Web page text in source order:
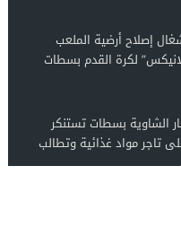
إصلاح أرضية الملعب
لكرة القدم بسطات
الشاوية بسطات تستنكر
تاجر مواد غذائية وتطالب